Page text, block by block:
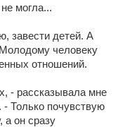
могла...
завести детей. А
человеку
отношений.
- рассказывала мне
- Только почувствую
а он сразу